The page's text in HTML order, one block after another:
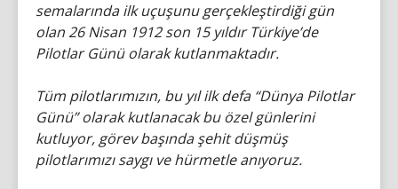
semalarında ilk uçuşunu gerçekleştirdiği gün
olan 26 Nisan 1912 son 15 yıldır Türkiye’de
Pilotlar Günü olarak kutlanmaktadır.
Tüm pilotlarımızın, bu yıl ilk defa “Dünya Pilotlar
Günü” olarak kutlanacak bu özel günlerini
kutluyor, görev başında şehit düşmüş
pilotlarımızı saygı ve hürmetle anıyoruz.